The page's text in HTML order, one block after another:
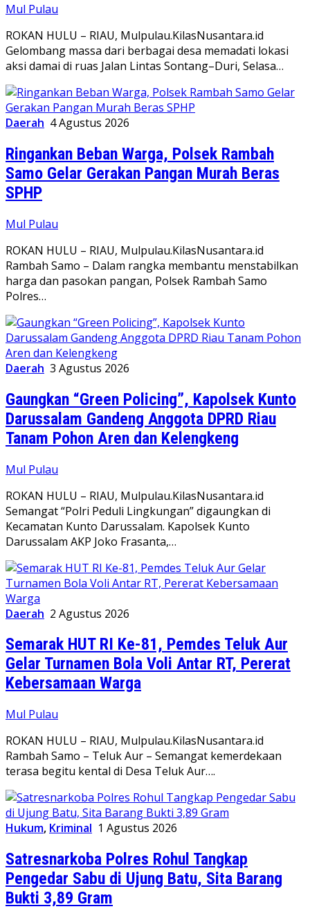
Mul Pulau
ROKAN HULU – RIAU, Mulpulau.KilasNusantara.id
Gelombang massa dari berbagai desa memadati lokasi
aksi damai di ruas Jalan Lintas Sontang–Duri, Selasa…
Daerah 4 Agustus 2026
Ringankan Beban Warga, Polsek Rambah
Samo Gelar Gerakan Pangan Murah Beras
SPHP
Mul Pulau
ROKAN HULU – RIAU, Mulpulau.KilasNusantara.id
Rambah Samo – Dalam rangka membantu menstabilkan
harga dan pasokan pangan, Polsek Rambah Samo
Polres…
Daerah 3 Agustus 2026
Gaungkan “Green Policing”, Kapolsek Kunto
Darussalam Gandeng Anggota DPRD Riau
Tanam Pohon Aren dan Kelengkeng
Mul Pulau
ROKAN HULU – RIAU, Mulpulau.KilasNusantara.id
Semangat “Polri Peduli Lingkungan” digaungkan di
Kecamatan Kunto Darussalam. Kapolsek Kunto
Darussalam AKP Joko Frasanta,…
Daerah 2 Agustus 2026
Semarak HUT RI Ke-81, Pemdes Teluk Aur
Gelar Turnamen Bola Voli Antar RT, Pererat
Kebersamaan Warga
Mul Pulau
ROKAN HULU – RIAU, Mulpulau.KilasNusantara.id
Rambah Samo – Teluk Aur – Semangat kemerdekaan
terasa begitu kental di Desa Teluk Aur….
Hukum, Kriminal 1 Agustus 2026
Satresnarkoba Polres Rohul Tangkap
Pengedar Sabu di Ujung Batu, Sita Barang
Bukti 3,89 Gram